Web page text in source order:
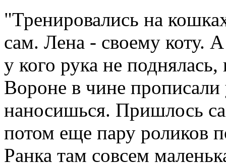
"Тренировались на
сам. Лена - своему коту.
у кого рука не
Вороне в чине прописали
наносишься. Пришлось
потом еще пару роликов
Ранка там совсем